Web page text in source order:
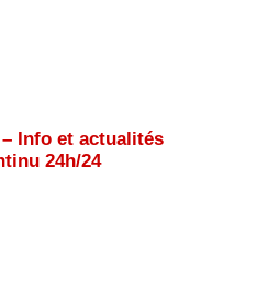
– Info et actualités
24h/24